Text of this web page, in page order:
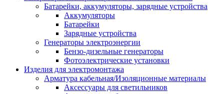
Батарейки, аккумуляторы, зарядные устройства
Аккумуляторы
Батарейки
Зарядные устройства
Генераторы электроэнергии
Бензо-дизельные генераторы
Фотоэлектрические установки
Изделия для электромонтажа
Арматура кабельная/Изоляционные материалы
Аксессуары для светильников